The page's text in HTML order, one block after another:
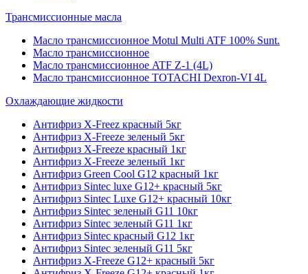
Трансмиссионные масла
Масло трансмиссионное Motul Multi ATF 100% Sunt.
Масло трансмиссионное
Масло трансмиссионное ATF Z-1 (4L)
Масло трансмиссионное TOTACHI Dexron-VI 4L
Охлаждающие жидкости
Антифриз X-Freez красный 5кг
Антифриз X-Freeze зеленый 5кг
Антифриз X-Freeze красный 1кг
Антифриз X-Freeze зеленый 1кг
Антифриз Green Cool G12 красный 1кг
Антифриз Sintec luxe G12+ красный 5кг
Антифриз Sintec Luxe G12+ красный 10кг
Антифриз Sintec зеленый G11 10кг
Антифриз Sintec зеленый G11 1кг
Антифриз Sintec красный G12 1кг
Антифриз Sintec зеленый G11 5кг
Антифриз X-Freeze G12+ красный 5кг